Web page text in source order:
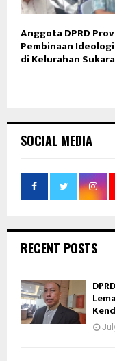
Anggota DPRD
Pembinaan
di Kelurahan
SOCIAL MEDIA
RECENT POSTS